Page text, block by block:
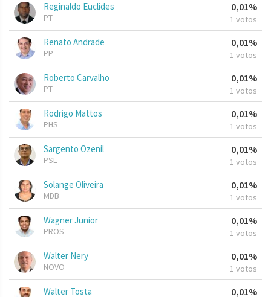
Reginaldo Euclides
PT
0,01%
1 votos
Renato Andrade
PP
0,01%
1 votos
Roberto Carvalho
PT
0,01%
1 votos
Rodrigo Mattos
PHS
0,01%
1 votos
Sargento Ozenil
PSL
0,01%
1 votos
Solange Oliveira
MDB
0,01%
1 votos
Wagner Junior
PROS
0,01%
1 votos
Walter Nery
NOVO
0,01%
1 votos
Walter Tosta 0,01%